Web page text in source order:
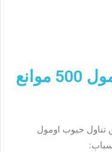
حبوب اومول باراسيتامول 500 موانع
حبوب اومول